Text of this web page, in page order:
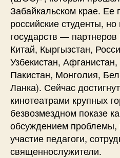
Забайкальском крае. Ее
российские студенты,
государств —
Китай, Кыргызстан,
Узбекистан,
Пакистан, Монголия,
Ланка). Сейчас
кинотеатрами крупных
безвозмездном показе
обсуждением проблемы,
участие педагоги,
священнослужители.